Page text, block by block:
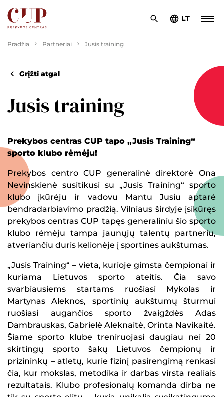
LT
Pradžia Partneriai Jusis training
Grįžti atgal
Jusis training
Prekybos centras CUP tapo „Jusis Training“
sporto klubo rėmėju!
Prekybos centro CUP generalinė direktorė Ona
Nevinskienė susitikusi su „Jusis Training“ sporto
klubo įkūrėju ir vadovu Mantu Jusiu aptarė
bendradarbiavimo pradžią. Vilniaus širdyje įsikūręs
prekybos centras CUP tapęs generaliniu šio sporto
klubo rėmėju tampa jaunųjų talentų partneriu,
atveriančiu duris kelionėje į sportines aukštumas.
„Jusis Training“ – vieta, kurioje gimsta čempionai ir
kuriama Lietuvos sporto ateitis. Čia savo
svarbiausiems startams ruošiasi Mykolas ir
Martynas Aleknos, sportinių aukštumų šturmui
ruošiasi augančios sporto žvaigždės Adas
Dambrauskas, Gabrielė Aleknaitė, Orinta Navikaitė.
Šiame sporto klube treniruojasi daugiau nei 20
skirtingų sporto šakų Lietuvos čempionų ir
prizininkų – atletų, kurie fizinį pasirengimą renkasi
čia, kur mokslas, metodika ir darbas virsta realiais
rezultatais. Klubo profesionalų komanda dirba ne